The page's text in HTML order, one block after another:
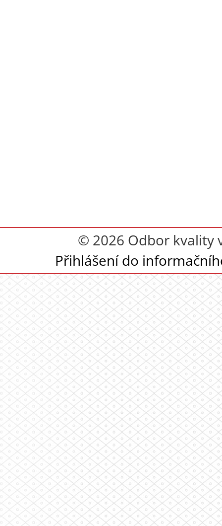
© 2026 Odbor kvality
Přihlášení do